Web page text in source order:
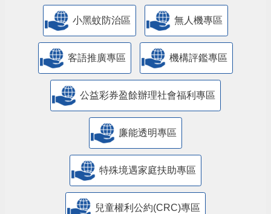
小黑蚊防治區 無人機專區
客語推廣專區 機構評鑑專區
公益彩券盈餘辦理社會福利專區
廉能透明專區
特殊境遇家庭扶助專區
兒童權利公約(CRC)專區